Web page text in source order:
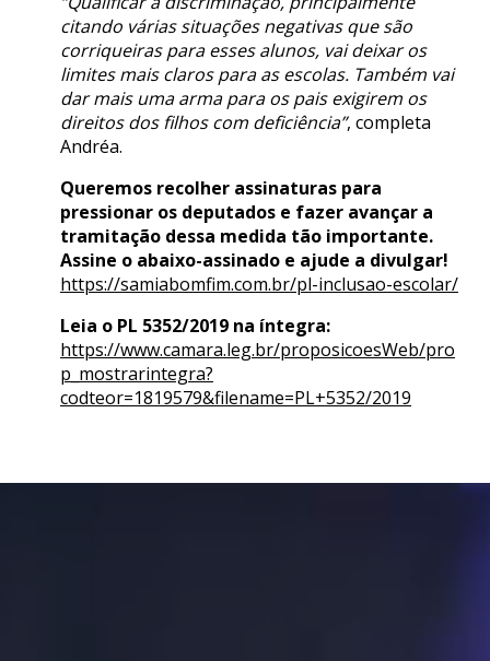
citando várias situações negativas que são
corriqueiras para esses alunos, vai deixar os
limites mais claros para as escolas. Também vai
dar mais uma arma para os pais exigirem os
direitos dos filhos com deficiência”, completa
Andréa.
Queremos recolher assinaturas para
pressionar os deputados e fazer avançar a
tramitação dessa medida tão importante.
Assine o abaixo-assinado e ajude a divulgar!
https://samiabomfim.com.br/pl-inclusao-escolar/
Leia o PL 5352/2019 na íntegra:
https://www.camara.leg.br/proposicoesWeb/pro
p_mostrarintegra?
codteor=1819579&filename=PL+5352/2019